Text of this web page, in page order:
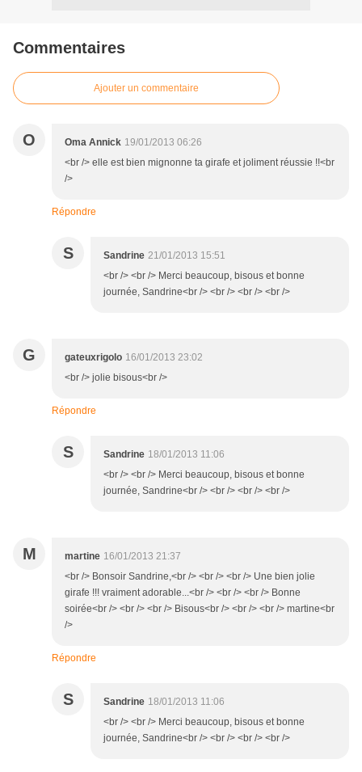
Commentaires
Ajouter un commentaire
O Oma Annick 19/01/2013 06:26
<br /> elle est bien mignonne ta girafe et joliment réussie !!<br
/>
Répondre
S Sandrine 21/01/2013 15:51
<br /> <br /> Merci beaucoup, bisous et bonne
journée, Sandrine<br /> <br /> <br /> <br />
G gateuxrigolo 16/01/2013 23:02
<br /> jolie bisous<br />
Répondre
S Sandrine 18/01/2013 11:06
<br /> <br /> Merci beaucoup, bisous et bonne
journée, Sandrine<br /> <br /> <br /> <br />
M martine 16/01/2013 21:37
<br /> Bonsoir Sandrine,<br /> <br /> <br /> Une bien jolie
girafe !!! vraiment adorable...<br /> <br /> <br /> Bonne
soirée<br /> <br /> <br /> Bisous<br /> <br /> <br /> martine<br
/>
Répondre
S Sandrine 18/01/2013 11:06
<br /> <br /> Merci beaucoup, bisous et bonne
journée, Sandrine<br /> <br /> <br /> <br />